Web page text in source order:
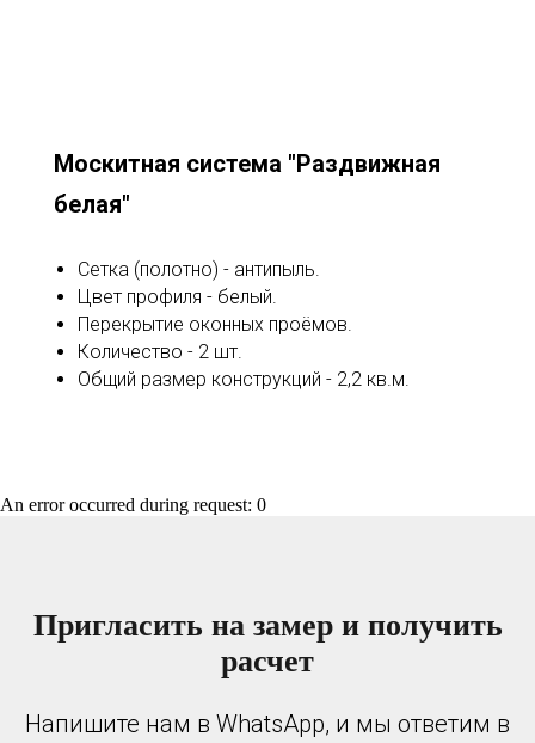
Москитная система "Раздвижная
белая"
Сетка (полотно) - антипыль.
Цвет профиля - белый.
Перекрытие оконных проёмов.
Количество - 2 шт.
Общий размер конструкций - 2,2 кв.м.
An error occurred during request: 0
Пригласить на замер и получить
расчет
Напишите нам в WhatsApp, и мы ответим в